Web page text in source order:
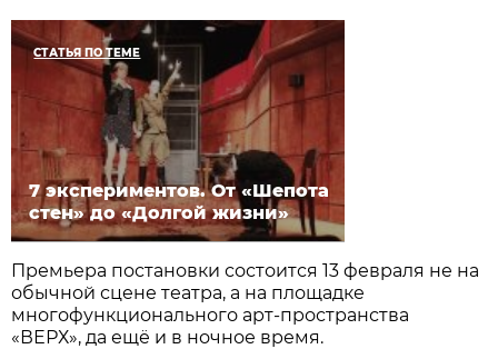
СТАТЬЯ ПО ТЕМЕ
7 экспериментов. От «Шепота
стен» до «Долгой жизни»
Премьера постановки состоится 13 февраля не на
обычной сцене театра, а на площадке
многофункционального арт-пространства
«ВЕРХ», да ещё и в ночное время.